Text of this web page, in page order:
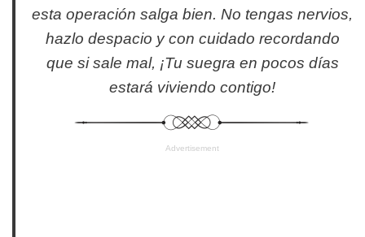
esta operación salga bien. No tengas nervios,
hazlo despacio y con cuidado recordando
que si sale mal, ¡Tu suegra en pocos días
estará viviendo contigo!
Advertisement